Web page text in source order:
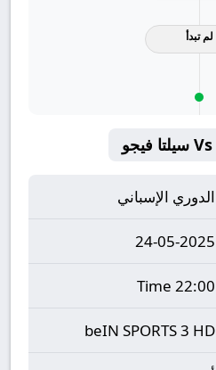
لم تبدأ
الدوري الإسباني
24-05-2025
22:00 Time
beIN SPORTS 3 HD